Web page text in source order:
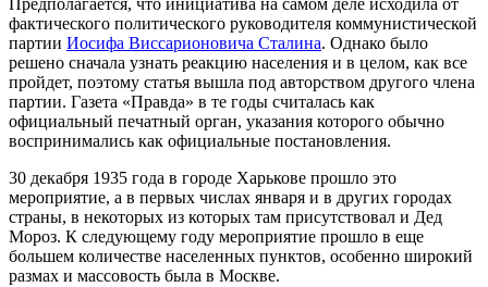
Предполагается, что инициатива на самом деле исходила от
фактического политического руководителя коммунистической
партии Иосифа Виссарионовича Сталина. Однако было
решено сначала узнать реакцию населения и в целом, как все
пройдет, поэтому статья вышла под авторством другого члена
партии. Газета «Правда» в те годы считалась как
официальный печатный орган, указания которого обычно
воспринимались как официальные постановления.
30 декабря 1935 года в городе Харькове прошло это
мероприятие, а в первых числах января и в других городах
страны, в некоторых из которых там присутствовал и Дед
Мороз. К следующему году мероприятие прошло в еще
большем количестве населенных пунктов, особенно широкий
размах и массовость была в Москве.